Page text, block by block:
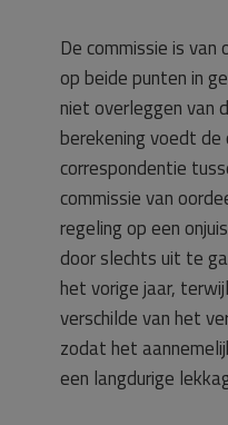
De commissie is
op beide punten in
niet overleggen van
berekening voedt de
correspondentie
commissie van
regeling op een
door slechts uit te
het vorige jaar,
verschilde van het
zodat het
een langdurige